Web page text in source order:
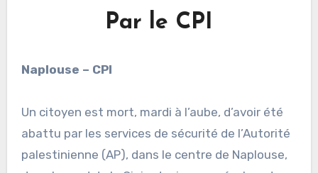
Par le CPI
Naplouse – CPI
Un citoyen est mort, mardi à l’aube, d’avoir été
abattu par les services de sécurité de l’Autorité
palestinienne (AP), dans le centre de Naplouse,